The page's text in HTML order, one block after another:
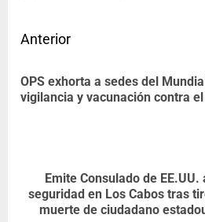
Anterior
OPS exhorta a sedes del
vigilancia y vacunación contra
Emite Consulado de EE.UU.
seguridad en Los Cabos tras
muerte de ciudadano